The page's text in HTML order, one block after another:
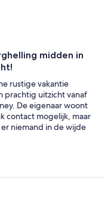
midden in
rustige vakantie
prachtig uitzicht vanaf
De eigenaar woont
contact mogelijk, maar
niemand in de wijde
geitjes, (halfwilde)
van de eigenaar.
een grote
uit die bron, maar
Het chalet is
stel met of zonder
waarvan 2 in